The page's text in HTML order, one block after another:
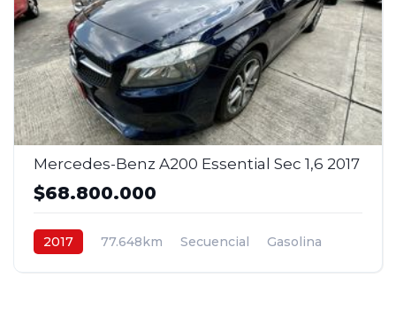
Mercedes-Benz A200 Essential Sec 1,6 2017
$68.800.000
2017 77.648km Secuencial
Gasolina